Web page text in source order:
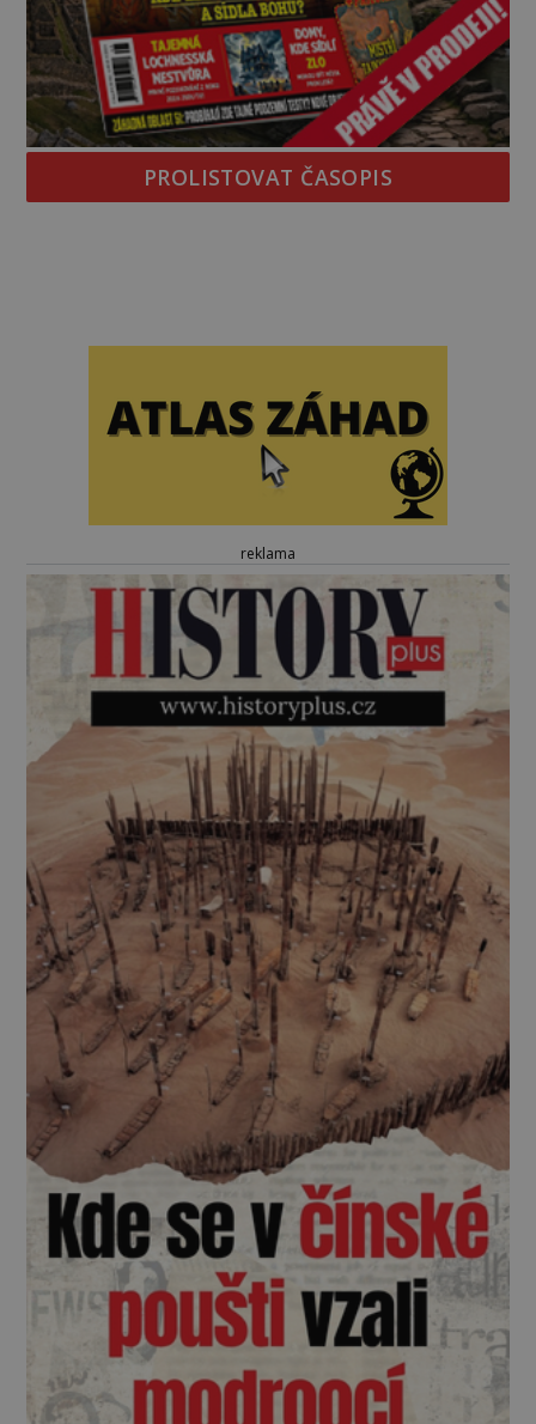
PROLISTOVAT ČASOPIS
reklama